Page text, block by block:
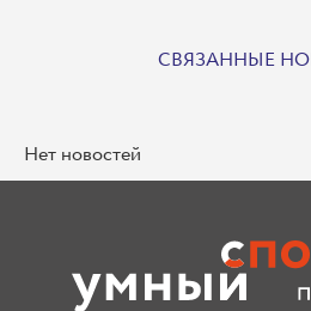
СВЯЗАННЫЕ
Нет новостей